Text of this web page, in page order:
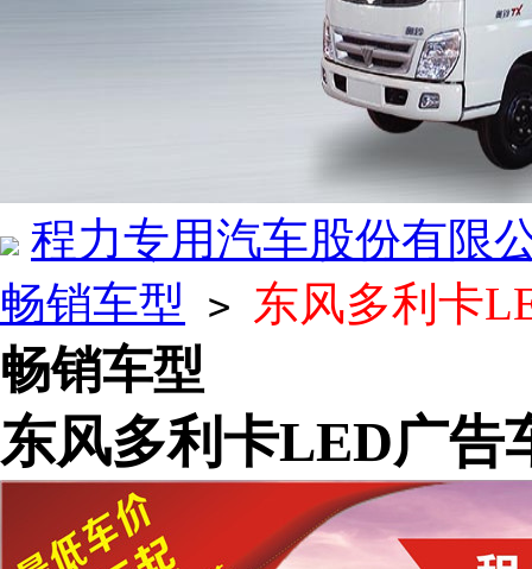
程力专用汽车股份有限
畅销车型
> 东风多利卡
畅销车型
东风多利卡LED广告